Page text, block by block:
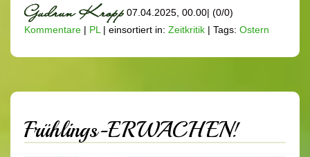
07.04.2025, 00.00| (0/0)
Kommentare | PL | einsortiert in: Zeitkritik | Tags: Ostern
Frühlings-ERWACHEN!